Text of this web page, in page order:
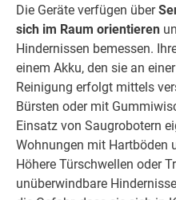
Die Geräte verfügen über
sich im Raum orientieren
Hindernissen bemessen.
einem Akku, den sie an
Reinigung erfolgt mittels
Bürsten oder mit
Einsatz von Saugrobotern
Wohnungen mit Hartböden
Höhere Türschwellen oder
unüberwindbare